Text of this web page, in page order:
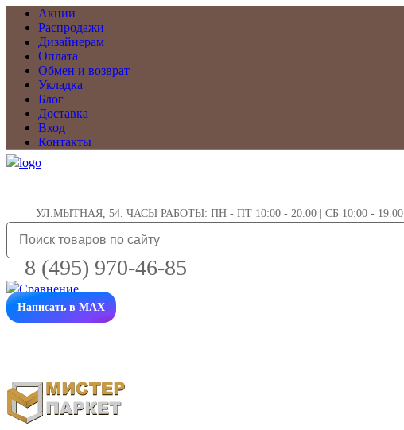
Акции
Распродажи
Дизайнерам
Оплата
Обмен и возврат
Укладка
Блог
Доставка
Вход
Контакты
УЛ.МЫТНАЯ, 54. ЧАСЫ РАБОТЫ: ПН - ПТ 10:00 - 20.00 | СБ 10:00 - 19.00
8 (495) 970-46-85
Написать в MAX